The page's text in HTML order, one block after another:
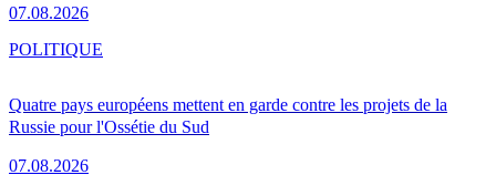
07.08.2026
Quatre pays européens mettent en garde contre les projets de la
Russie pour l'Ossétie du Sud
07.08.2026
POLITIQUE